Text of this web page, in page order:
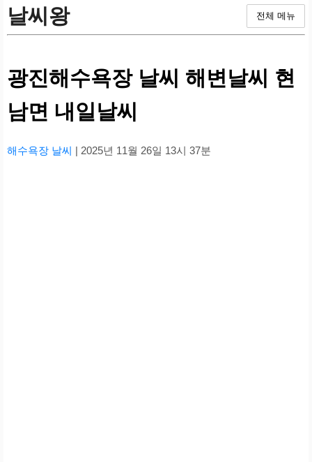
날씨왕 전체 메뉴
광진해수욕장 날씨 해변날씨 현
남면 내일날씨
해수욕장 날씨 | 2025년 11월 26일 13시 37분